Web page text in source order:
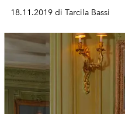
18.11.2019 di Tarcila Bassi